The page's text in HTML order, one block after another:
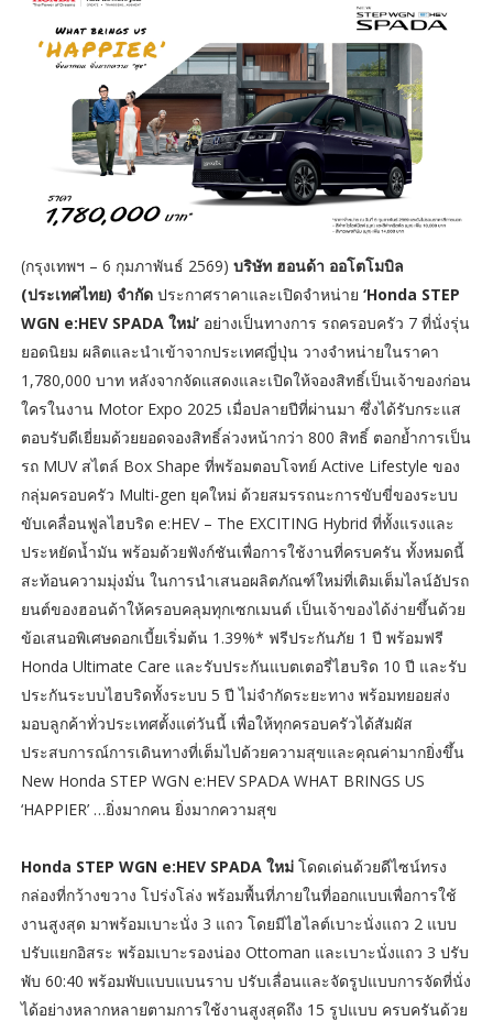
(กรุงเทพฯ – 6 กุมภาพันธ์ 2569) บริษัท ฮอนด้า ออโตโมบิล
(ประเทศไทย) จำกัด ประกาศราคาและเปิดจำหน่าย ‘Honda STEP
WGN e:HEV SPADA ใหม่’อย่างเป็นทางการ รถครอบครัว 7 ที่นั่งรุ่น
ยอดนิยม ผลิตและนำเข้าจากประเทศญี่ปุ่น วางจำหน่ายในราคา
1,780,000 บาท หลังจากจัดแสดงและเปิดให้จองสิทธิ์เป็นเจ้าของก่อน
ใครในงาน Motor Expo 2025 เมื่อปลายปีที่ผ่านมา ซึ่งได้รับกระแส
ตอบรับดีเยี่ยมด้วยยอดจองสิทธิ์ล่วงหน้ากว่า 800 สิทธิ์ ตอกย้ำการเป็น
รถ MUV สไตล์ Box Shape ที่พร้อมตอบโจทย์ Active Lifestyle ของ
กลุ่มครอบครัว Multi-gen ยุคใหม่ ด้วยสมรรถนะการขับขี่ของระบบ
ขับเคลื่อนฟูลไฮบริด e:HEV – The EXCITING Hybrid ที่ทั้งแรงและ
ประหยัดน้ำมัน พร้อมด้วยฟังก์ชันเพื่อการใช้งานที่ครบครัน ทั้งหมดนี้
สะท้อนความมุ่งมั่น ในการนำเสนอผลิตภัณฑ์ใหม่ที่เติมเต็มไลน์อัปรถ
ยนต์ของฮอนด้าให้ครอบคลุมทุกเซกเมนต์ เป็นเจ้าของได้ง่ายขึ้นด้วย
ข้อเสนอพิเศษดอกเบี้ยเริ่มต้น 1.39%* ฟรีประกันภัย 1 ปี พร้อมฟรี
Honda Ultimate Care และรับประกันแบตเตอรี่ไฮบริด 10 ปี และรับ
ประกันระบบไฮบริดทั้งระบบ 5 ปี ไม่จำกัดระยะทาง พร้อมทยอยส่ง
มอบลูกค้าทั่วประเทศตั้งแต่วันนี้ เพื่อให้ทุกครอบครัวได้สัมผัส
ประสบการณ์การเดินทางที่เต็มไปด้วยความสุขและคุณค่ามากยิ่งขึ้น
New Honda STEP WGN e:HEV SPADA WHAT BRINGS US
‘HAPPIER’ …ยิ่งมากคน ยิ่งมากความสุข
Honda STEP WGN e:HEV SPADA ใหม่ โดดเด่นด้วยดีไซน์ทรง
กล่องที่กว้างขวาง โปร่งโล่ง พร้อมพื้นที่ภายในที่ออกแบบเพื่อการใช้
งานสูงสุด มาพร้อมเบาะนั่ง 3 แถว โดยมีไฮไลต์เบาะนั่งแถว 2 แบบ
ปรับแยกอิสระ พร้อมเบาะรองน่อง Ottoman และเบาะนั่งแถว 3 ปรับ
พับ 60:40 พร้อมพับแบบแบนราบ ปรับเลื่อนและจัดรูปแบบการจัดที่นั่ง
ได้อย่างหลากหลายตามการใช้งานสูงสุดถึง 15 รูปแบบ ครบครันด้วย